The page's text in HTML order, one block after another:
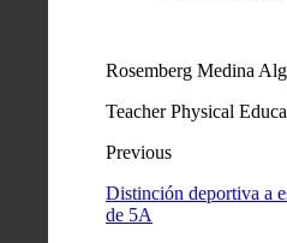
Rosemberg Medina
Teacher Physical
Previous
Distinción deportiva a
de 5A